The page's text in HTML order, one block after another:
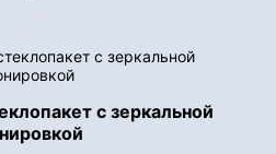
с зеркальной